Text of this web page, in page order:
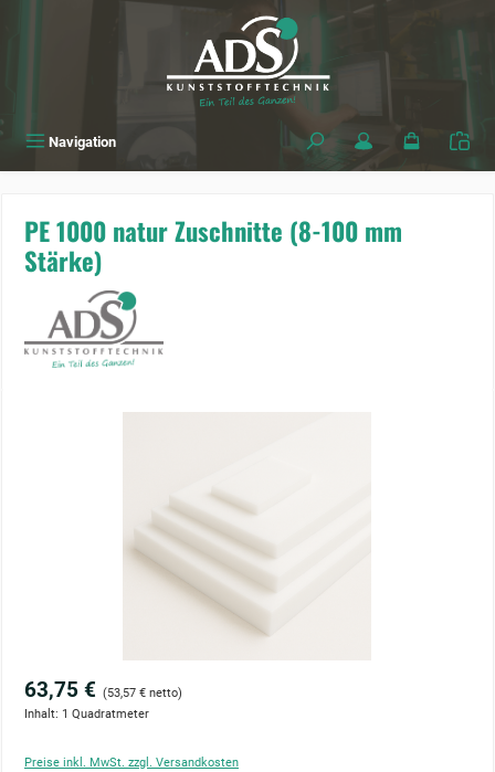
Navigation
PE 1000 natur Zuschnitte (8-100 mm
Stärke)
63,75 € (53,57 € netto)
Inhalt: 1 Quadratmeter
Preise inkl. MwSt. zzgl. Versandkosten